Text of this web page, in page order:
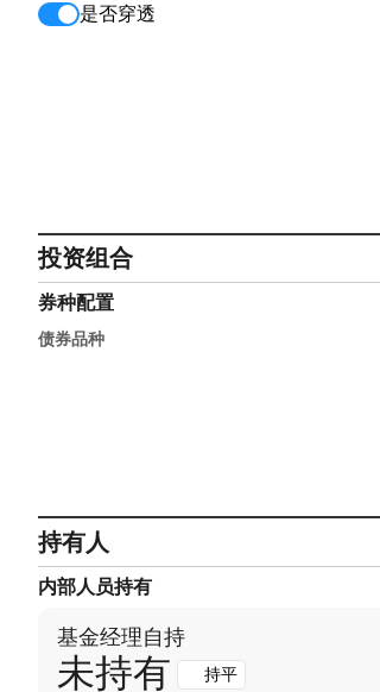
是否穿透
投资组合
券种配置
债券品种
持有人
内部人员持有
基金经理自持
未持有 持平